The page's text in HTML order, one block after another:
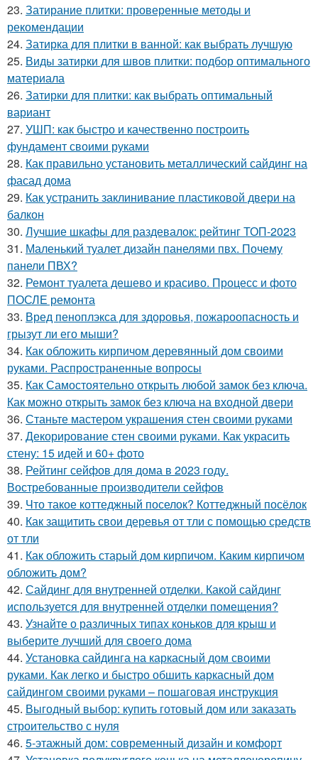
23. Затирание плитки: проверенные методы и
рекомендации
24. Затирка для плитки в ванной: как выбрать лучшую
25. Виды затирки для швов плитки: подбор оптимального
материала
26. Затирки для плитки: как выбрать оптимальный
вариант
27. УШП: как быстро и качественно построить
фундамент своими руками
28. Как правильно установить металлический сайдинг на
фасад дома
29. Как устранить заклинивание пластиковой двери на
балкон
30. Лучшие шкафы для раздевалок: рейтинг ТОП-2023
31. Маленький туалет дизайн панелями пвх. Почему
панели ПВХ?
32. Ремонт туалета дешево и красиво. Процесс и фото
ПОСЛЕ ремонта
33. Вред пеноплэкса для здоровья, пожароопасность и
грызут ли его мыши?
34. Как обложить кирпичом деревянный дом своими
руками. Распространенные вопросы
35. Как Самостоятельно открыть любой замок без ключа.
Как можно открыть замок без ключа на входной двери
36. Станьте мастером украшения стен своими руками
37. Декорирование стен своими руками. Как украсить
стену: 15 идей и 60+ фото
38. Рейтинг сейфов для дома в 2023 году.
Востребованные производители сейфов
39. Что такое коттеджный поселок? Коттеджный посёлок
40. Как защитить свои деревья от тли с помощью средств
от тли
41. Как обложить старый дом кирпичом. Каким кирпичом
обложить дом?
42. Сайдинг для внутренней отделки. Какой сайдинг
используется для внутренней отделки помещения?
43. Узнайте о различных типах коньков для крыш и
выберите лучший для своего дома
44. Установка сайдинга на каркасный дом своими
руками. Как легко и быстро обшить каркасный дом
сайдингом своими руками – пошаговая инструкция
45. Выгодный выбор: купить готовый дом или заказать
строительство с нуля
46. 5-этажный дом: современный дизайн и комфорт